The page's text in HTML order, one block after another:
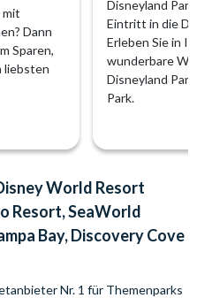
mit
Dann
Sparen,
liebsten
Disneyland
Eintritt in die
Erleben Sie in
wunderbare
Disneyland
Park.
World Resort
Resort, SeaWorld
Bay, Discovery Cove
Nr. 1 für Themenparks